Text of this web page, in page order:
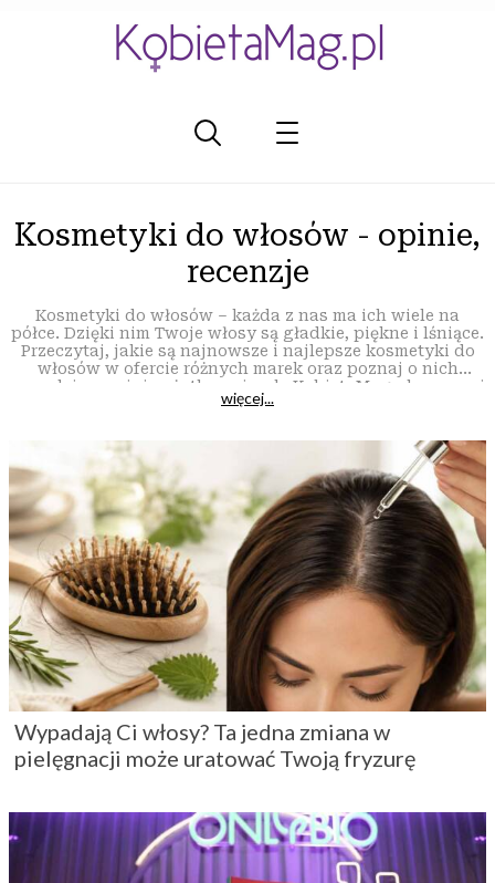
Kosmetyki do włosów - opinie,
recenzje
Kosmetyki do włosów – każda z nas ma ich wiele na
półce. Dzięki nim Twoje włosy są gładkie, piękne i lśniące.
Przeczytaj, jakie są najnowsze i najlepsze kosmetyki do
włosów w ofercie różnych marek oraz poznaj o nich
prawdziwe opinie użytkowniczek. KobietaMag.pl – z nami
dowiesz się wszystkiego o kosmetykach!
więcej...
Wypadają Ci włosy? Ta jedna zmiana w
pielęgnacji może uratować Twoją fryzurę